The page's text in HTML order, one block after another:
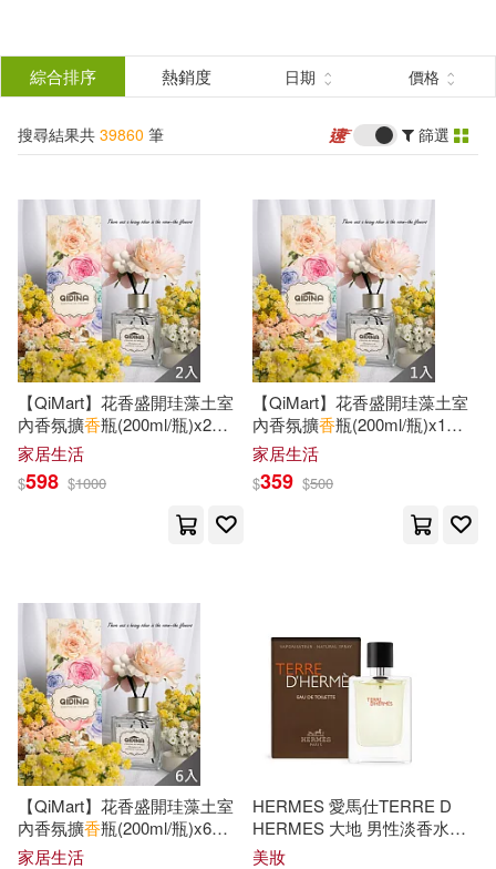
結
選
分類 (單選)
所有商品(39860)
圖書(12646)
雜誌(1016) 售票網(1)
美妝(9499) 服飾(401)
家居生活(2524) 美食(2571)
3C(315)
無印良品(106)
日用清潔(1756)
休閒生活(297)
婦幼生活(674)
展開
作者 (可複選)
編輯部(283) 香月美夜(168)
支倉凍砂(131) 星雲大師(87)
七色風香(86)
山森三香(84) 九鷺非香(83)
MAX-A(73) 友田彩也香(69)
香彌(67)
出版社 (可複選)
東立(678) 悅文社(450)
三聯(438) 台灣角川(371)
香港商郭良蕙新事業有限公司(348)
綜合排序 熱銷度 日期 價格
搜尋結果共 39860 筆 篩選
【QiMart】花香盛開珪藻土室
內香氛擴香瓶(200ml/瓶)x2瓶
熱銷白麝香
家居生活
$598 $1000
【QiMart】花香盛開珪藻土室
內香氛擴香瓶(200ml/瓶)x1瓶
熱銷白麝香
家居生活
$359 $500
【QiMart】花香盛開珪藻土室
內香氛擴香瓶(200ml/瓶)x6瓶
熱銷白麝香
家居生活
HERMES 愛馬仕TERRE D
HERMES 大地 男性淡香水
(12.5ml)-國際航空版
美妝